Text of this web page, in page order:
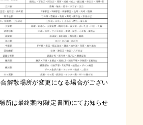
解散場所が変更になる場合がござい
所は最終案内(確定書面)にてお知らせ